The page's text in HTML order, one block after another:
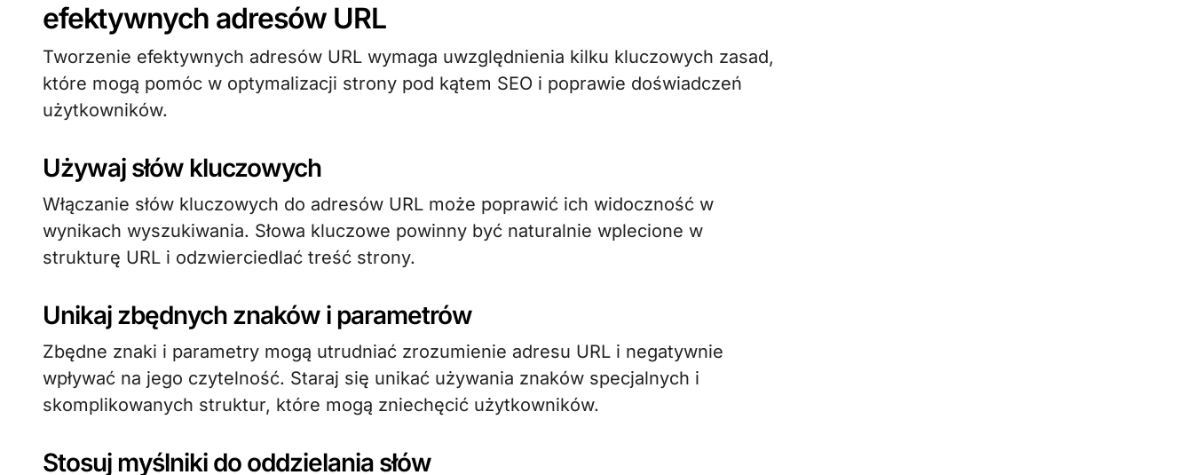
efektywnych adresów URL
Tworzenie efektywnych adresów URL wymaga uwzględnienia kilku kluczowych zasad,
które mogą pomóc w optymalizacji strony pod kątem SEO i poprawie doświadczeń
użytkowników.
Używaj słów kluczowych
Włączanie słów kluczowych do adresów URL może poprawić ich widoczność w
wynikach wyszukiwania. Słowa kluczowe powinny być naturalnie wplecione w
strukturę URL i odzwierciedlać treść strony.
Unikaj zbędnych znaków i parametrów
Zbędne znaki i parametry mogą utrudniać zrozumienie adresu URL i negatywnie
wpływać na jego czytelność. Staraj się unikać używania znaków specjalnych i
skomplikowanych struktur, które mogą zniechęcić użytkowników.
Stosuj myślniki do oddzielania słów